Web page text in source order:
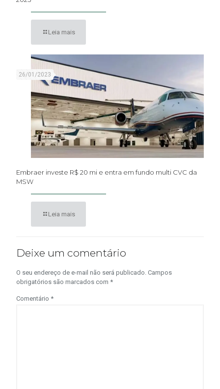
Leia mais
26/01/2023
Embraer investe R$ 20 mi e entra em fundo multi CVC da
MSW
Leia mais
Deixe um comentário
O seu endereço de e-mail não será publicado. Campos
obrigatórios são marcados com *
Comentário *